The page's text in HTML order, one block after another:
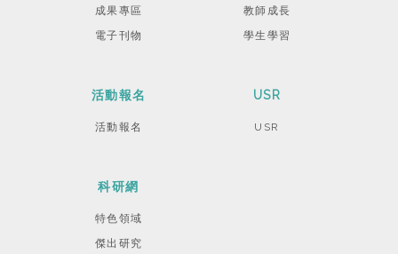
成果專區
電子刊物
教師成長
學生學習
活動報名
活動報名
USR
USR
科研網
特色領域
傑出研究